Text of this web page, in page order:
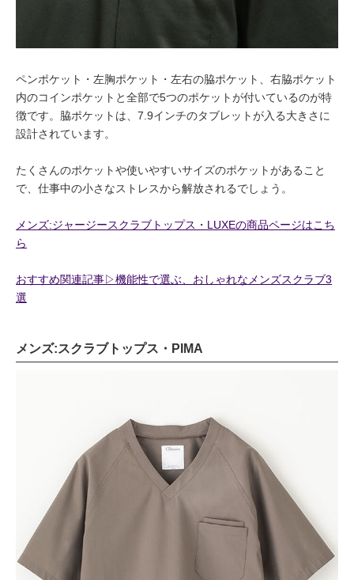
ペンポケット・左胸ポケット・左右の脇ポケット、右脇ポケット
内のコインポケットと全部で5つのポケットが付いているのが特
徴です。脇ポケットは、7.9インチのタブレットが入る大きさに
設計されています。
たくさんのポケットや使いやすいサイズのポケットがあること
で、仕事中の小さなストレスから解放されるでしょう。
メンズ:ジャージースクラブトップス・LUXEの商品ページはこち
ら
おすすめ関連記事▷機能性で選ぶ、おしゃれなメンズスクラブ3
選
メンズ:スクラブトップス・PIMA